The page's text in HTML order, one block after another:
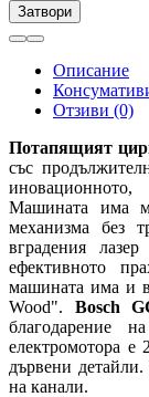
Затвори
Описание
Отзиви (0)
Потапящият
със
Машината има
механизма без
вградения
ефективното
машината има и
Wood". Bosch
благодарение
електромотора е
дървени детайли.
на канали.